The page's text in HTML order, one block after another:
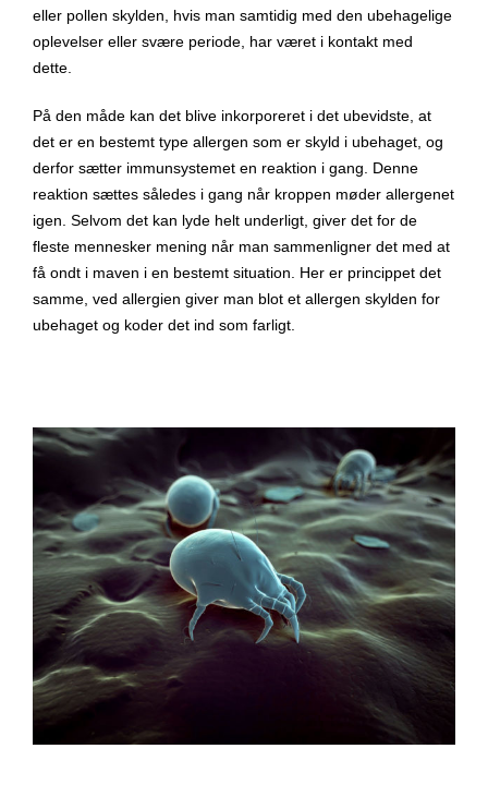
eller pollen skylden, hvis man samtidig med den ubehagelige
oplevelser eller svære periode, har været i kontakt med
dette.
På den måde kan det blive inkorporeret i det ubevidste, at
det er en bestemt type allergen som er skyld i ubehaget, og
derfor sætter immunsystemet en reaktion i gang. Denne
reaktion sættes således i gang når kroppen møder allergenet
igen. Selvom det kan lyde helt underligt, giver det for de
fleste mennesker mening når man sammenligner det med at
få ondt i maven i en bestemt situation. Her er princippet det
samme, ved allergien giver man blot et allergen skylden for
ubehaget og koder det ind som farligt.